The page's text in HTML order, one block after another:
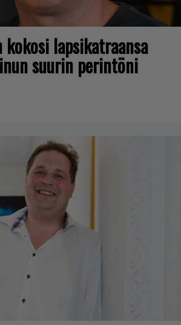
kokosi lapsikatraansa
suurin perintöni